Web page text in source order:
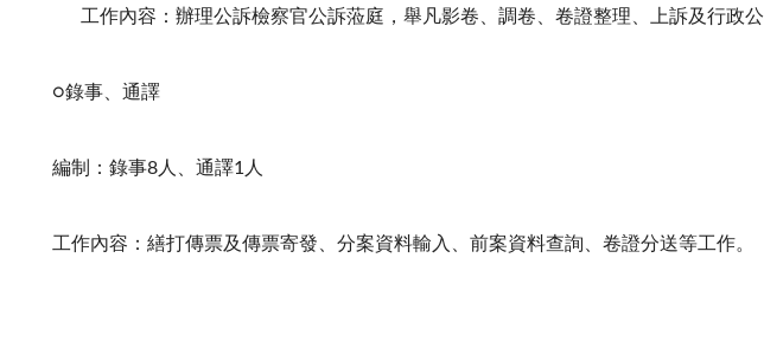
工作內容：辦理公訴檢察官公訴蒞庭，舉凡影卷、調卷、卷證整理、上訴及行政公
○錄事、通譯
編制：錄事8人、通譯1人
工作內容：繕打傳票及傳票寄發、分案資料輸入、前案資料查詢、卷證分送等工作。